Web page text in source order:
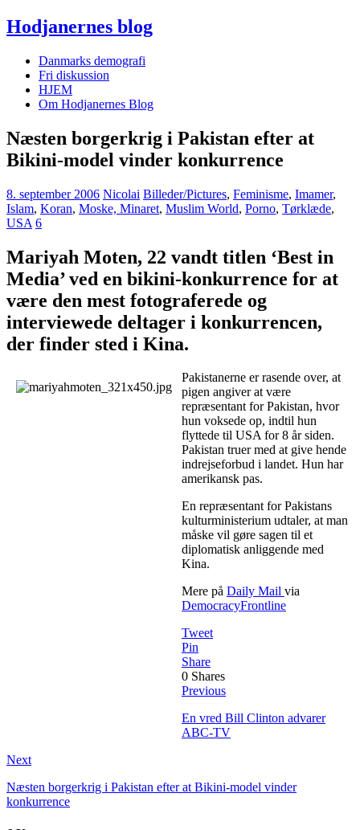
Hodjanernes blog
Danmarks demografi
Fri diskussion
HJEM
Om Hodjanernes Blog
Næsten borgerkrig i Pakistan efter at
Bikini-model vinder konkurrence
8. september 2006 Nicolai Billeder/Pictures, Feminisme, Imamer,
Islam, Koran, Moske, Minaret, Muslim World, Porno, Tørklæde,
USA 6
Mariyah Moten, 22 vandt titlen ‘Best in
Media’ ved en bikini-konkurrence for at
være den mest fotograferede og
interviewede deltager i konkurrencen,
der finder sted i Kina.
Pakistanerne er rasende over, at
pigen angiver at være
repræsentant for Pakistan, hvor
hun voksede op, indtil hun
flyttede til USA for 8 år siden.
Pakistan truer med at give hende
indrejseforbud i landet. Hun har
amerikansk pas.
En repræsentant for Pakistans
kulturministerium udtaler, at man
måske vil gøre sagen til et
diplomatisk anliggende med
Kina.
Mere på Daily Mail via
DemocracyFrontline
Tweet
Pin
Share
0 Shares
Previous
En vred Bill Clinton advarer
ABC-TV
Next
Næsten borgerkrig i Pakistan efter at Bikini-model vinder
konkurrence